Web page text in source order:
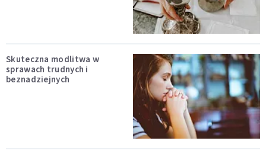
Skuteczna modlitwa w
sprawach trudnych i
beznadziejnych